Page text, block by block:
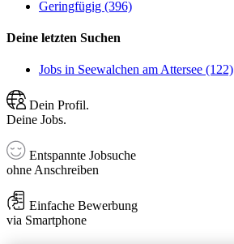
Geringfügig (396)
Deine letzten Suchen
Jobs in Seewalchen am Attersee (122)
Dein Profil.
Deine Jobs.
Entspannte Jobsuche
ohne Anschreiben
Einfache Bewerbung
via Smartphone